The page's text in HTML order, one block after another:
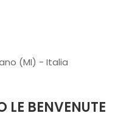
(MI) - Italia
LE BENVENUTE